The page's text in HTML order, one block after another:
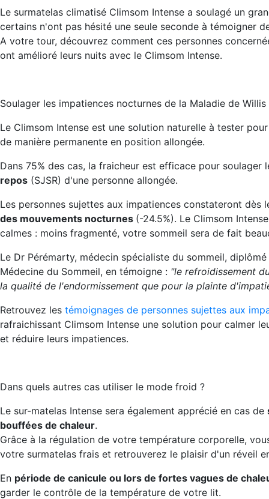
Le surmatelas climatisé Climsom Intense a soulagé un
certains n'ont pas hésité une seule seconde à témoigner
A votre tour, découvrez comment ces personnes
ont amélioré leurs nuits avec le Climsom Intense.
Soulager les impatiences nocturnes de la Maladie de
Le Climsom Intense est une solution naturelle à tester
de manière permanente en position allongée.
Dans 75% des cas, la fraicheur est efficace pour soulager
repos (SJSR) d'une personne allongée.
Les personnes sujettes aux impatiences constateront dès
des mouvements nocturnes (-24.5%). Le Climsom
calmes : moins fragmenté, votre sommeil sera de fait
Le Dr Pérémarty, médecin spécialiste du sommeil,
Médecine du Sommeil, en témoigne : "le refroidissement
la qualité de l'endormissement que pour la plainte
Retrouvez les témoignages de personnes sujettes aux
rafraichissant Climsom Intense une solution pour calmer
et réduire leurs impatiences.
Dans quels autres cas utiliser le mode froid ?
Le sur-matelas Intense sera également apprécié en cas de
bouffées de chaleur.
Grâce à la régulation de votre température corporelle,
votre surmatelas frais et retrouverez le plaisir d'un réveil
En période de canicule ou lors de fortes vagues de
garder le contrôle de la température de votre lit.